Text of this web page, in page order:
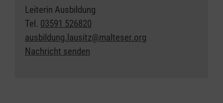
Leiterin Ausbildung
Tel. 03591 526820
ausbildung.lausitz@malteser.org
Nachricht senden